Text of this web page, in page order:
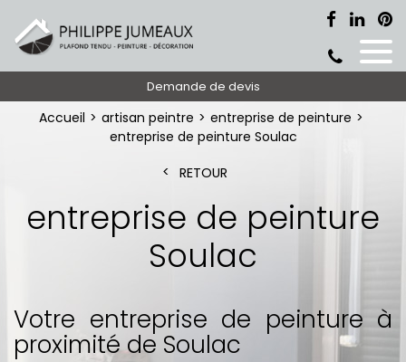
Demande de devis
Accueil artisan peintre
entreprise de peinture
entreprise de peinture Soulac
RETOUR
entreprise de peinture
Soulac
Votre entreprise de peinture à
proximité de Soulac